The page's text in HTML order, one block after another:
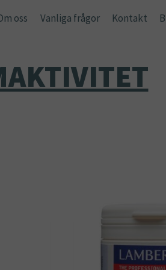
oss Vanliga frågor Kontakt